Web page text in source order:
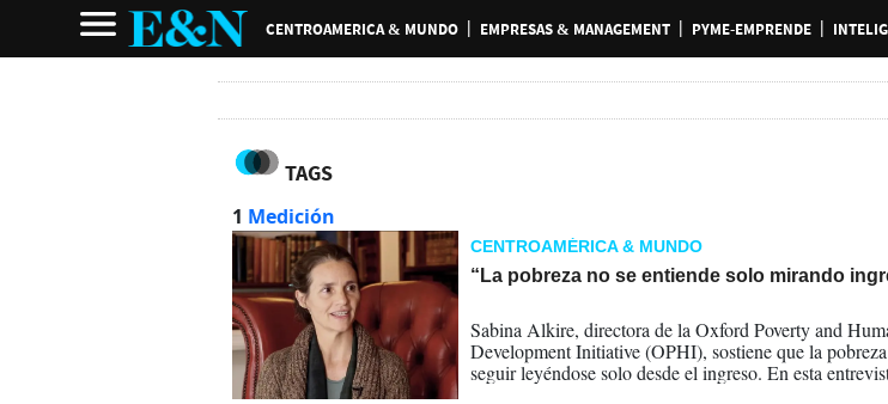
CENTROAMERICA & MUNDO EMPRESAS & MANAGEMENT PYME-EMPRENDE
TAGS
1 Medición
CENTROAMÉRICA & MUNDO
“La pobreza no se entiende solo mirando
Sabina Alkire, directora de la Oxford Poverty and
Development Initiative (OPHI), sostiene que la
seguir leyéndose solo desde el ingreso. En esta